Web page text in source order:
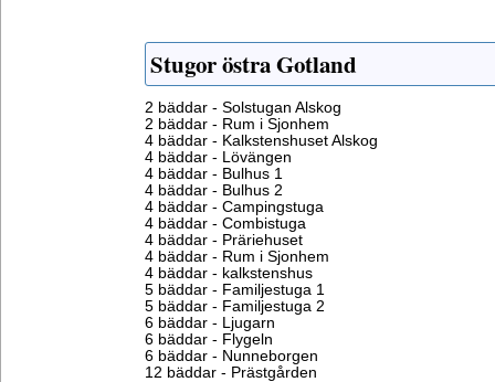
Stugor östra Gotland
2 bäddar - Solstugan Alskog
2 bäddar - Rum i Sjonhem
4 bäddar - Kalkstenshuset Alskog
4 bäddar - Lövängen
4 bäddar - Bulhus 1
4 bäddar - Bulhus 2
4 bäddar - Campingstuga
4 bäddar - Combistuga
4 bäddar - Präriehuset
4 bäddar - Rum i Sjonhem
4 bäddar - kalkstenshus
5 bäddar - Familjestuga 1
5 bäddar - Familjestuga 2
6 bäddar - Ljugarn
6 bäddar - Flygeln
6 bäddar - Nunneborgen
12 bäddar - Prästgården